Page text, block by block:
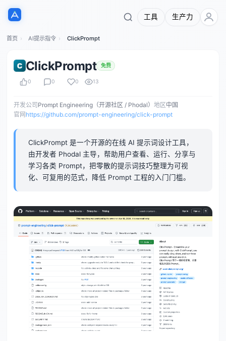
工具 生产力
首页 AI提示指令 ClickPrompt
ClickPrompt 免费
0 0 0 13
开发公司 Prompt Engineering（开源社区 / Phodal） 地区中国
官网 https://github.com/prompt-engineering/click-prompt
ClickPrompt 是一个开源的在线 AI 提示词设计工具，
由开发者 Phodal 主导，帮助用户查看、运行、分享与
学习各类 Prompt，把零散的提示词技巧整理为可视
化、可复用的范式，降低 Prompt 工程的入门门槛。